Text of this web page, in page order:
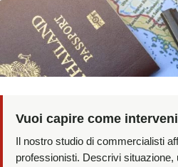
Vuoi capire come
Il nostro studio di commercialisti
professionisti. Descrivi situazione,